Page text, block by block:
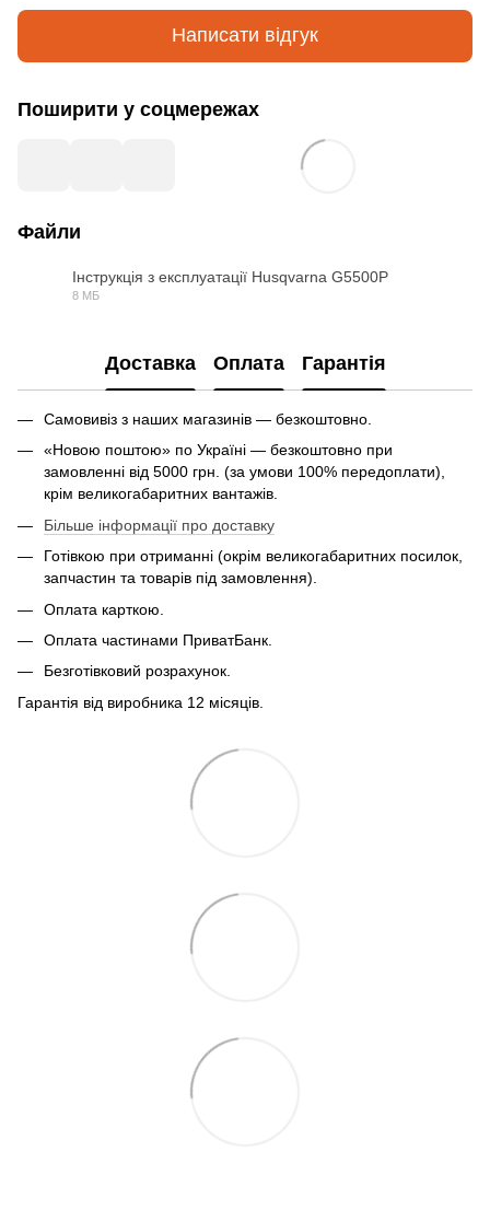
Написати відгук
Поширити у соцмережах
Файли
Інструкція з експлуатації Husqvarna G5500P
8 МБ
Доставка Оплата Гарантія
Самовивіз з наших магазинів — безкоштовно.
«Новою поштою» по Україні — безкоштовно при
замовленні від 5000 грн. (за умови 100% передоплати),
крім великогабаритних вантажів.
Більше інформації про доставку
Готівкою при отриманні (окрім великогабаритних посилок,
запчастин та товарів під замовлення).
Оплата карткою.
Оплата частинами ПриватБанк.
Безготівковий розрахунок.
Гарантія від виробника 12 місяців.